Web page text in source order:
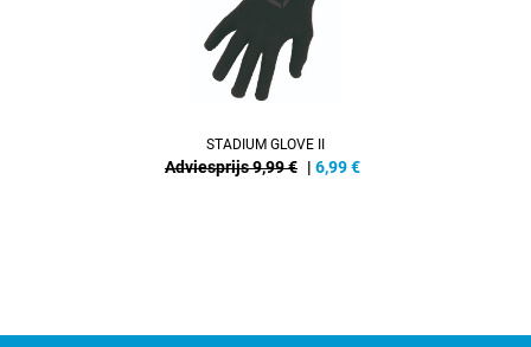
STADIUM GLOVE II
Adviesprijs 9,99 € | 6,99€